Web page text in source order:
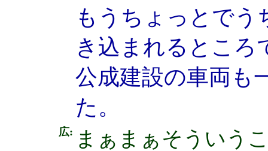
もうちょっとでう
き込まれるところ
公成建設の車両も
た。
広: まぁまぁそういう